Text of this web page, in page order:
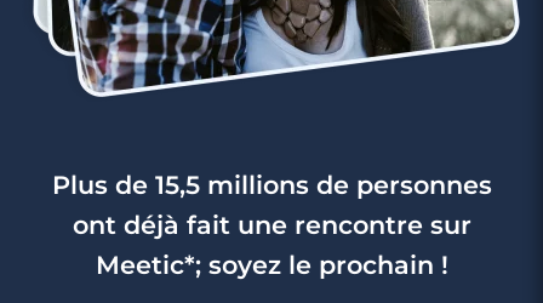
3 minutes
Rencontres célibataires à Wavrin
Plus de 15,5 millions de personnes
ont déjà fait une rencontre sur
Meetic*; soyez le prochain !